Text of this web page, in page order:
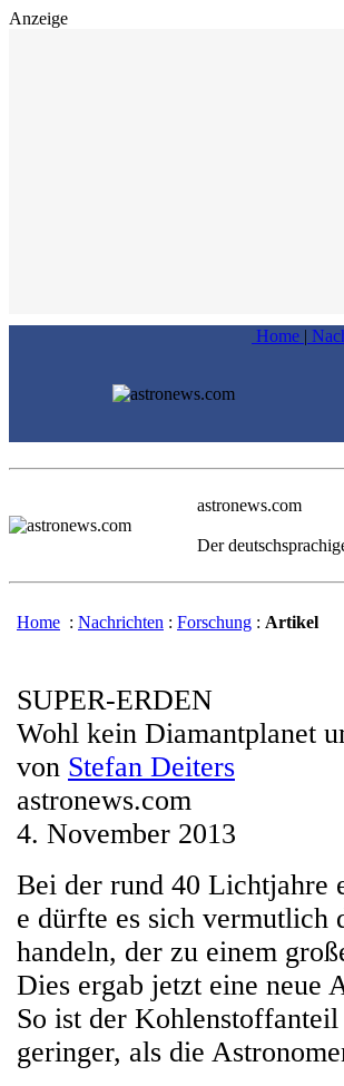
Anzeige
Home |
astronews.com
Der
Home : Nachrichten : Forschung : Artikel
SUPER-ERDEN
Wohl kein Diamantplanet
von Stefan Deiters
astronews.com
4. November 2013
Bei der rund 40 Lichtjahre
e dürfte es sich vermutlich
handeln, der zu einem
Dies ergab jetzt eine neue
So ist der
geringer, als die